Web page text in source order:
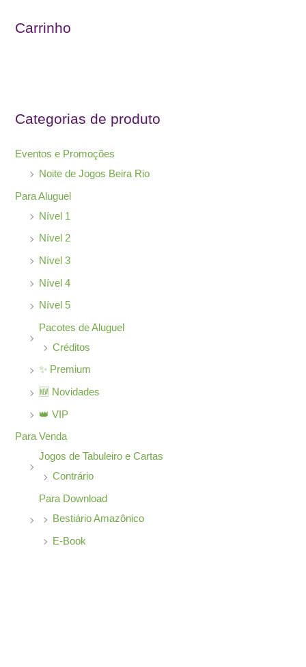
p
r
Carrinho
Categorias de produto
Eventos e Promoções
Noite de Jogos Beira Rio
Para Aluguel
Nível 1
Nível 2
Nível 3
Nível 4
Nível 5
Pacotes de Aluguel
Créditos
✨ Premium
🆕 Novidades
👑 VIP
Para Venda
Jogos de Tabuleiro e Cartas
Contrário
Para Download
Bestiário Amazônico
E-Book